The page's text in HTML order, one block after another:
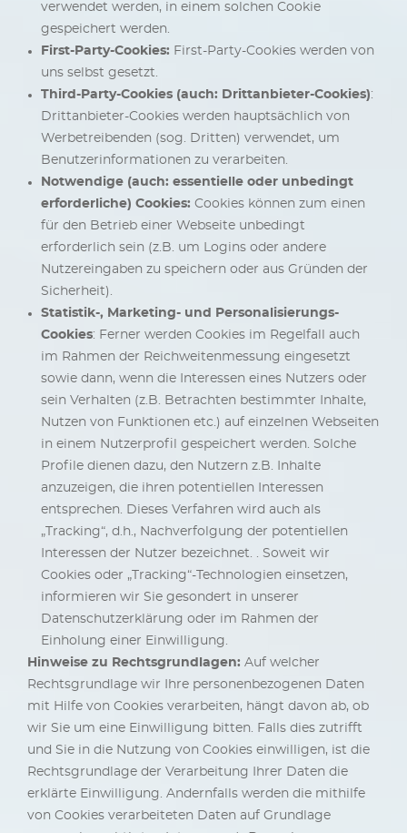
verwendet werden, in einem solchen Cookie
gespeichert werden.
First-Party-Cookies: First-Party-Cookies werden von
uns selbst gesetzt.
Third-Party-Cookies (auch: Drittanbieter-Cookies):
Drittanbieter-Cookies werden hauptsächlich von
Werbetreibenden (sog. Dritten) verwendet, um
Benutzerinformationen zu verarbeiten.
Notwendige (auch: essentielle oder unbedingt
erforderliche) Cookies: Cookies können zum einen
für den Betrieb einer Webseite unbedingt
erforderlich sein (z.B. um Logins oder andere
Nutzereingaben zu speichern oder aus Gründen der
Sicherheit).
Statistik-, Marketing- und Personalisierungs-
Cookies: Ferner werden Cookies im Regelfall auch
im Rahmen der Reichweitenmessung eingesetzt
sowie dann, wenn die Interessen eines Nutzers oder
sein Verhalten (z.B. Betrachten bestimmter Inhalte,
Nutzen von Funktionen etc.) auf einzelnen Webseiten
in einem Nutzerprofil gespeichert werden. Solche
Profile dienen dazu, den Nutzern z.B. Inhalte
anzuzeigen, die ihren potentiellen Interessen
entsprechen. Dieses Verfahren wird auch als
„Tracking“, d.h., Nachverfolgung der potentiellen
Interessen der Nutzer bezeichnet. . Soweit wir
Cookies oder „Tracking“-Technologien einsetzen,
informieren wir Sie gesondert in unserer
Datenschutzerklärung oder im Rahmen der
Einholung einer Einwilligung.
Hinweise zu Rechtsgrundlagen: Auf welcher
Rechtsgrundlage wir Ihre personenbezogenen Daten
mit Hilfe von Cookies verarbeiten, hängt davon ab, ob
wir Sie um eine Einwilligung bitten. Falls dies zutrifft
und Sie in die Nutzung von Cookies einwilligen, ist die
Rechtsgrundlage der Verarbeitung Ihrer Daten die
erklärte Einwilligung. Andernfalls werden die mithilfe
von Cookies verarbeiteten Daten auf Grundlage